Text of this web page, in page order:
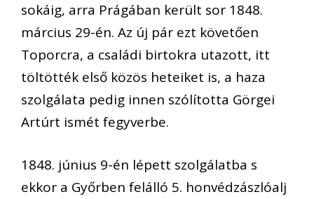
sokáig, arra Prágában került sor 1848.
március 29-én. Az új pár ezt követően
Toporcra, a családi birtokra utazott, itt
töltötték első közös heteiket is, a haza
szolgálata pedig innen szólította Görgei
Artúrt ismét fegyverbe.
1848. június 9-én lépett szolgálatba s
ekkor a Győrben felálló 5. honvédzászlóalj